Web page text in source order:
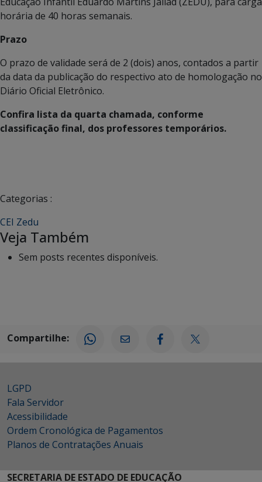
horária de 40 horas semanais.
Prazo
O prazo de validade será de 2 (dois) anos, contados a partir
da data da publicação do respectivo ato de homologação no
Diário Oficial Eletrônico.
Confira lista da quarta chamada, conforme
classificação final, dos professores temporários.
Categorias :
CEI Zedu
Veja Também
Sem posts recentes disponíveis.
Compartilhe:
LGPD
Fala Servidor
Acessibilidade
Ordem Cronológica de Pagamentos
Planos de Contratações Anuais
SECRETARIA DE ESTADO DE EDUCAÇÃO